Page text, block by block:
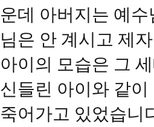
운데 아버지는 예
님은 안 계시고 제
아이의 모습은 그
신들린 아이와 같
죽어가고 있었습니